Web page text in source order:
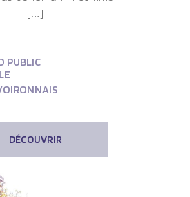
[…]
PUBLIC
DÉCOUVRIR